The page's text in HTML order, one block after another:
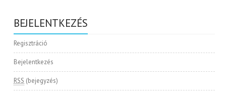
BEJELENTKEZÉS
Regisztráció
Bejelentkezés
RSS (bejegyzés)